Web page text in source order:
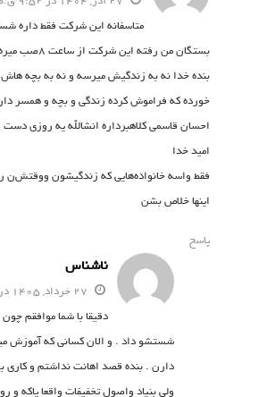
متاسفانه این شرکت فقط داره
بنده خدا نه به زندگیش میرسه و نه به بچه
خورده که فراموش کرده زندگی و بچه و همسر
احسان قاسمی کلاهبرداره انشالله یه روزی
امید خدا
فقط واسه خانواده‌هایی که زندگیشون و‌وقتش‌ن
اینها خلاص بشن
پاسخ
ناشناس
دقیقا با شما موافقم
شستشو داد . و الان کسانی که آموزش
دارن . بنده قصد اهانت نداشتم و
ولی بنیاد واصول تخفیفات واقعا پاکه و